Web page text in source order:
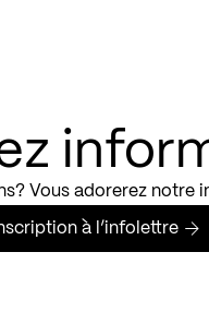
Vous adorerez notre
à l’infolettre